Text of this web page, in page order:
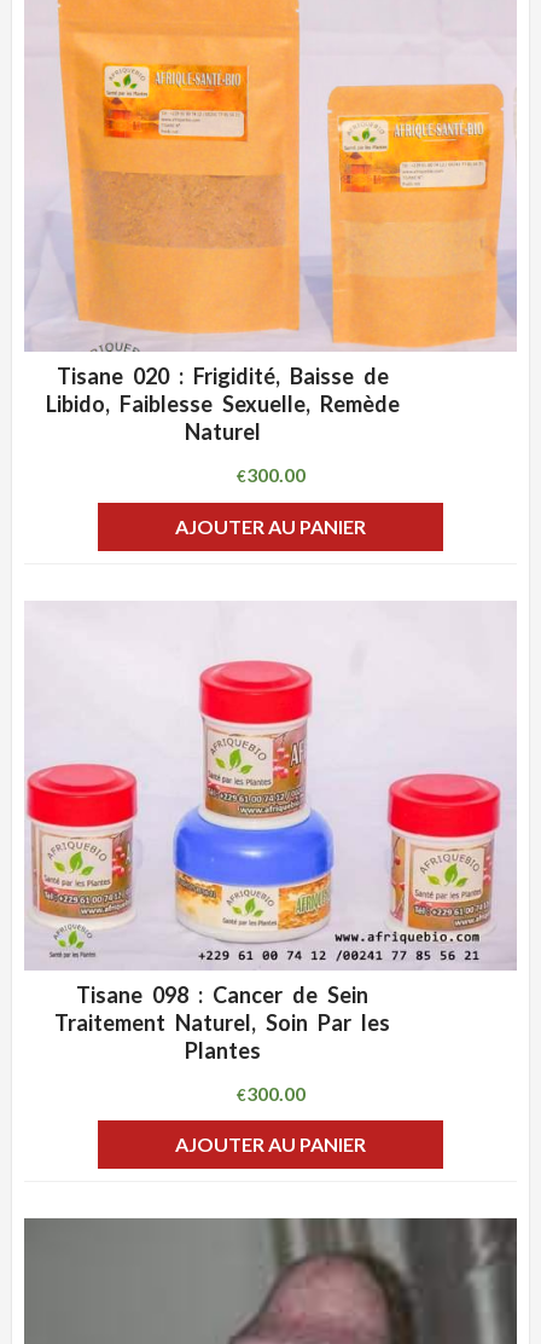
ADD WISHLIST
Tisane 020 : Frigidité, Baisse de
Libido, Faiblesse Sexuelle, Remède
Naturel
€300.00
AJOUTER AU PANIER
ADD WISHLIST
Tisane 098 : Cancer de Sein
Traitement Naturel, Soin Par les
Plantes
€300.00
AJOUTER AU PANIER